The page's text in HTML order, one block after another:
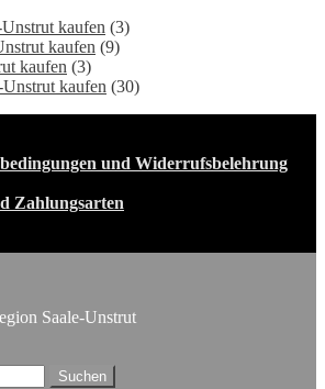
kaufen (3)
kaufen (9)
kaufen (3)
kaufen (30)
und Widerrufsbelehrung
Zahlungsarten
Saale-Unstrut